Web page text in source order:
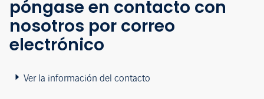
póngase en contacto con
nosotros por correo
electrónico
Ver la información del contacto